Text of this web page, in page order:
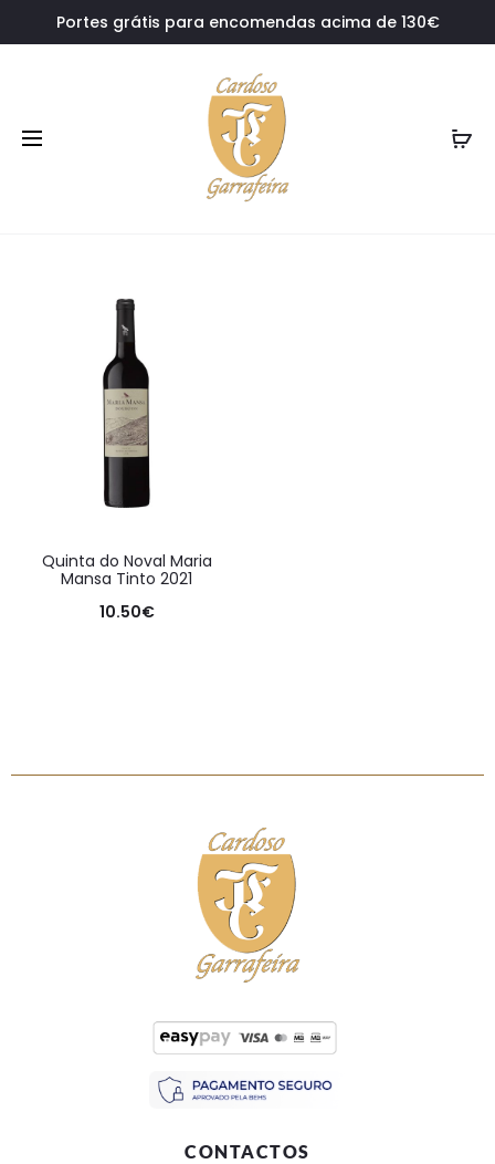
Portes grátis para encomendas acima de 130€
Quinta do Noval Maria
Mansa Tinto 2021
10.50€
CONTACTOS